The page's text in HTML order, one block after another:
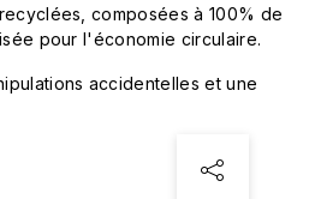
composées à 100% de
pour l'économie circulaire.
accidentelles et une